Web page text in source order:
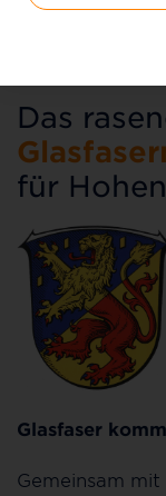
Das
für
Glasfaser
Gemeinsam mit